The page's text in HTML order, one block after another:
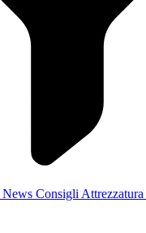
News Consigli Attrezzatura